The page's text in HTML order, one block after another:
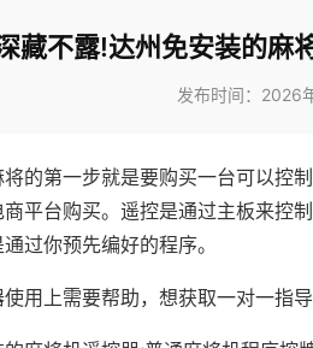
藏不露!达州免安装的麻
发布时间：2026
的第一步就是要购买一台可以控
平台购买。遥控是通过主板来控
过你预先编好的程序。
用上需要帮助，想获取一对一指